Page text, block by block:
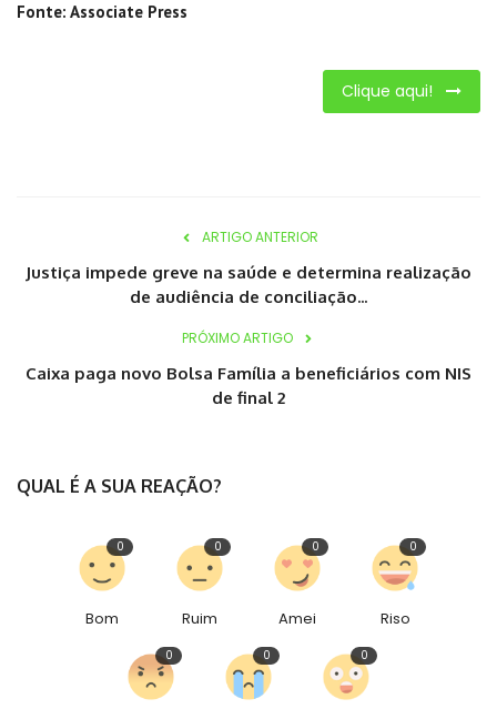
Fonte: Associate Press
Clique aqui!
ARTIGO ANTERIOR
Justiça impede greve na saúde e determina realização
de audiência de conciliação...
PRÓXIMO ARTIGO
Caixa paga novo Bolsa Família a beneficiários com NIS
de final 2
QUAL É A SUA REAÇÃO?
Bom
0
Ruim
0
Amei
0
Riso
0
0 0 0